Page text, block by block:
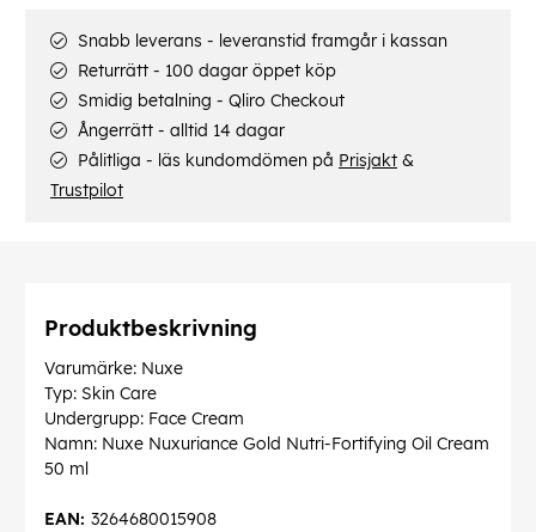
Snabb leverans - leveranstid framgår i kassan
Returrätt - 100 dagar öppet köp
Smidig betalning - Qliro Checkout
Ångerrätt - alltid 14 dagar
Pålitliga - läs kundomdömen på Prisjakt &
Trustpilot
Produktbeskrivning
Varumärke: Nuxe
Typ: Skin Care
Undergrupp: Face Cream
Namn: Nuxe Nuxuriance Gold Nutri-Fortifying Oil Cream
50 ml
3264680015908
EAN: